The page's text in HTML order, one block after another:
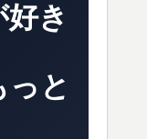
き
と